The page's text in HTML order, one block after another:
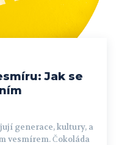
Jak se
generace, kultury, a
vesmírem. Čokoláda